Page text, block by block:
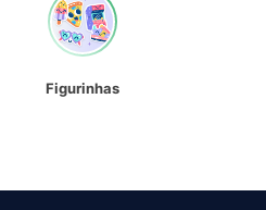
Figurinhas